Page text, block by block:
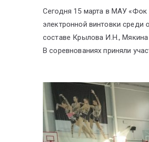
Сегодня 15 марта в МАУ «Фок
электронной винтовки среди
составе Крылова И.Н.,
В соревнованиях приняли